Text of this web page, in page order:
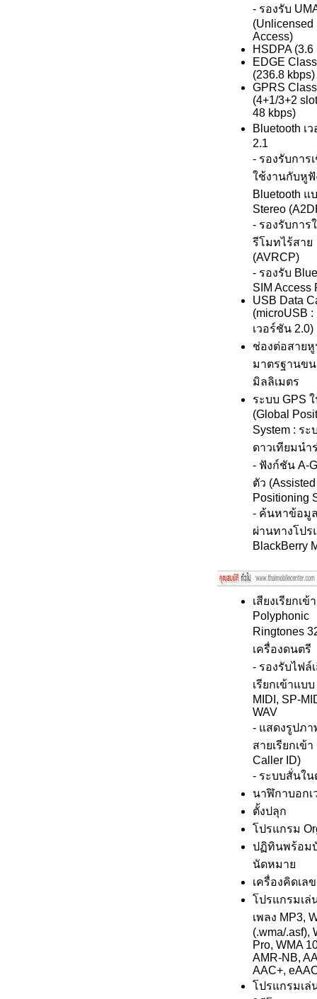
- รองรับ
(Unlicensed
Access)
HSDPA (3.6
EDGE
(236.8 kbps)
GPRS
(4+1/3+2
48 kbps)
Bluetooth เ
2.1
- รองรับการ
ใช้งานกับหูฟั
Bluetooth แ
Stereo
- รองรับการ
รีโมทไร้สาย
(AVRCP)
- รองรับ
SIM Access
USB Data
(microUSB :
เวอร์ชัน 2.0)
ช่องต่อสายหู
มาตรฐานขน
มิลลิเมตร
ระบบ GPS
(Global
System : ระ
ดาวเทียมนำ
- ฟังก์ชัน A-
ตัว
Positioning
- ค้นหาข้อมู
ผ่านทางโปร
BlackBerry
เสียงเรียกเข้
Polyphonic
Ringtones
เครื่องดนตรี
- รองรับไฟล์
เรียกเข้าแบ
MIDI, SP-
WAV
- แสดงรูปภ
สายเรียกเข้า
Caller ID)
- ระบบสั่นใน
นาฬิกาบอกเ
ตั้งปลุก
โปรแกรม
ปฏิทินพร้อม
นัดหมาย
เครื่องคิดเลข
โปรแกรมเล่
เพลง MP3,
(.wma/.asf),
Pro, WMA
AMR-NB,
AAC+,
โปรแกรมเล่